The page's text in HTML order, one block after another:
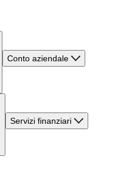
Conto aziendale
Servizi finanziari